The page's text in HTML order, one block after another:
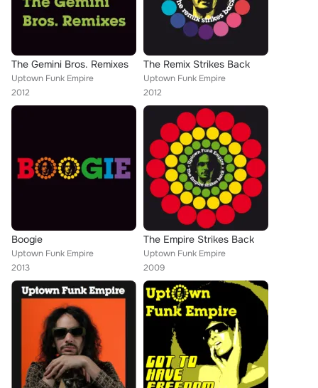
The Gemini Bros. Remixes
Uptown Funk Empire
2012
The Remix Strikes Back
Uptown Funk Empire
2012
Boogie
Uptown Funk Empire
2013
The Empire Strikes Back
Uptown Funk Empire
2009